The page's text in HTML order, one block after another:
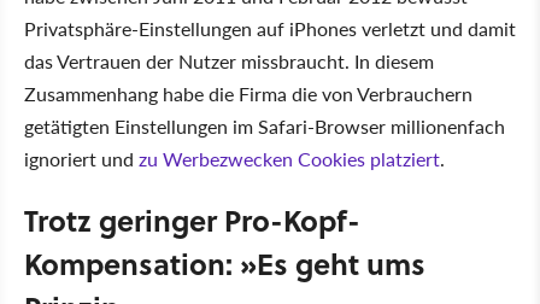
Privatsphäre-Einstellungen auf iPhones verletzt und damit
das Vertrauen der Nutzer missbraucht. In diesem
Zusammenhang habe die Firma die von Verbrauchern
getätigten Einstellungen im Safari-Browser millionenfach
ignoriert und zu Werbezwecken Cookies platziert.
Trotz geringer Pro-Kopf-
Kompensation: »Es geht ums